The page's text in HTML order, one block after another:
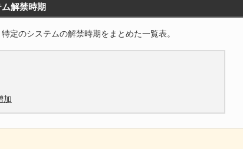
解禁時期
定のシステムの解禁時期をまとめた一覧表。
加